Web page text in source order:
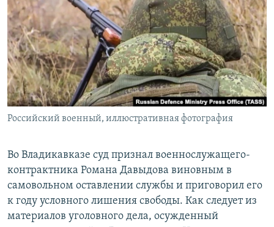
РАСПИСАНИЕ ВЕЩАНИЯ
ПОДПИШИТЕСЬ НА РАССЫЛКУ
СОЦИАЛЬНЫЕ СЕТИ
Все сайты РСЕ/РС
Российский военный, иллюстративная фотография
Во Владикавказе суд признал военнослужащего-
контрактника Романа Давыдова виновным в
самовольном оставлении службы и приговорил его
к году условного лишения свободы. Как следует из
материалов уголовного дела, осужденный